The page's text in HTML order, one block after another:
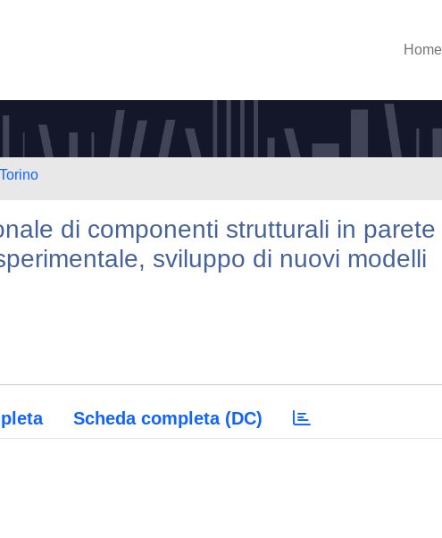
Home
di componenti strutturali in parete
sviluppo di nuovi modelli
Scheda completa (DC)